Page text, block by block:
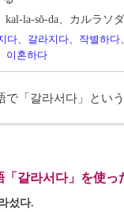
kal-la-sŏ-da、カルラソダ
다、 갈라지다、 작별하다、
이혼하다
で「갈라서다」という
「갈라서다」を使っ
섰다.